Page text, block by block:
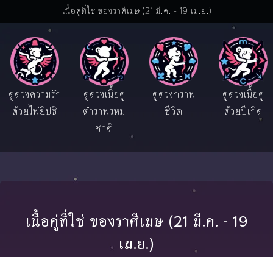
เนื้อคู่ที่ใช่ ของราศีเมษ (21 มี.ค. - 19 เม.ย.)
ดูดวงความรัก
ด้วยไพ่ยิปซี
ดูดวงเนื้อคู่
ตำราพรหม
ชาติ
ดูดวงกราฟ
ชีวิต
ดูดวงเนื้อคู่
ด้วยปีเกิด
เนื้อคู่ที่ใช่ ของราศีเมษ (21 มี.ค. - 19
เม.ย.)